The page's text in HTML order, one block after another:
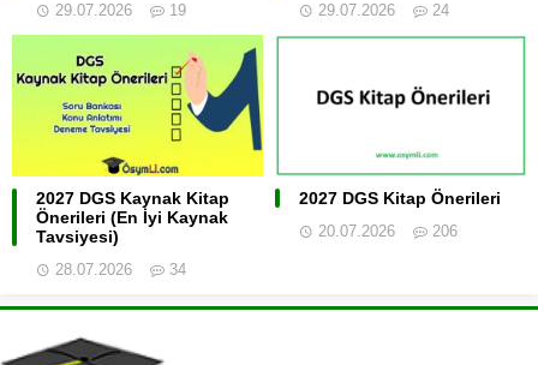
29.07.2026 19 29.07.2026 24
2027 DGS Kaynak Kitap
Önerileri (En İyi Kaynak
Tavsiyesi)
28.07.2026 34
2027 DGS Kitap Önerileri
20.07.2026 206